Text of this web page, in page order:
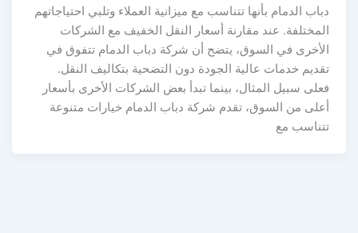
دباب الدمام بأنها تتناسب مع ميزانية العملاء وتلبي احتياجاتهم
المختلفة. عند مقارنة أسعار النقل الخفيف مع الشركات
الأخرى في السوق، يتضح أن شركة دباب الدمام تتفوق في
تقديم خدمات عالية الجودة دون التضحية بتكاليف النقل.
فعلى سبيل المثال، بينما تبدأ بعض الشركات الأخرى بأسعار
أعلى من السوق، تقدم شركة دباب الدمام خيارات متنوعة
تتناسب مع